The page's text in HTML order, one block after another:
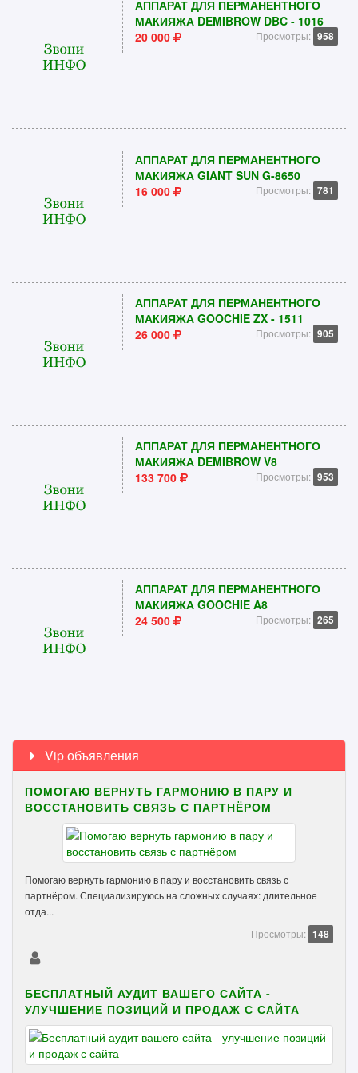
АППАРАТ ДЛЯ ПЕРМАНЕНТНОГО
МАКИЯЖА DEMIBROW DBC - 1016
20 000
Просмотры: 958
АППАРАТ ДЛЯ ПЕРМАНЕНТНОГО
МАКИЯЖА GIANT SUN G-8650
16 000
Просмотры: 781
АППАРАТ ДЛЯ ПЕРМАНЕНТНОГО
МАКИЯЖА GOOCHIE ZX - 1511
26 000
Просмотры: 905
АППАРАТ ДЛЯ ПЕРМАНЕНТНОГО
МАКИЯЖА DEMIBROW V8
133 700
Просмотры: 953
АППАРАТ ДЛЯ ПЕРМАНЕНТНОГО
МАКИЯЖА GOOCHIE A8
24 500
Просмотры: 265
Vip объявления
ПОМОГАЮ ВЕРНУТЬ ГАРМОНИЮ В ПАРУ И
ВОССТАНОВИТЬ СВЯЗЬ С ПАРТНЁРОМ
Помогаю вернуть гармонию в пару и восстановить связь с
партнёром. Специализируюсь на сложных случаях: длительное
отда...
Просмотры: 148
БЕСПЛАТНЫЙ АУДИТ ВАШЕГО САЙТА -
УЛУЧШЕНИЕ ПОЗИЦИЙ И ПРОДАЖ С САЙТА